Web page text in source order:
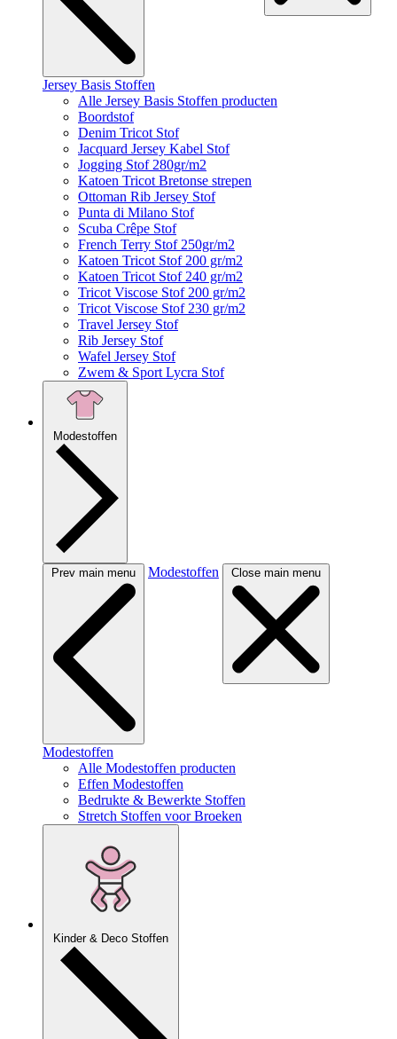
Jersey Basis Stoffen
Alle Jersey Basis Stoffen producten
Boordstof
Denim Tricot Stof
Jacquard Jersey Kabel Stof
Jogging Stof 280gr/m2
Katoen Tricot Bretonse strepen
Ottoman Rib Jersey Stof
Punta di Milano Stof
Scuba Crêpe Stof
French Terry Stof 250gr/m2
Katoen Tricot Stof 200 gr/m2
Katoen Tricot Stof 240 gr/m2
Tricot Viscose Stof 200 gr/m2
Tricot Viscose Stof 230 gr/m2
Travel Jersey Stof
Rib Jersey Stof
Wafel Jersey Stof
Zwem & Sport Lycra Stof
Modestoffen
Prev main menu Modestoffen Close main menu
Modestoffen
Alle Modestoffen producten
Effen Modestoffen
Bedrukte & Bewerkte Stoffen
Stretch Stoffen voor Broeken
Kinder & Deco Stoffen